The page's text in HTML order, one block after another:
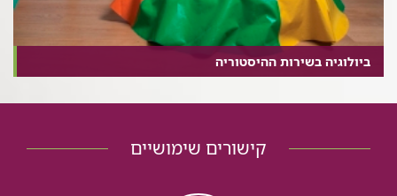
ביולוגיה בשירות ההיסטוריה
קישורים שימושיים